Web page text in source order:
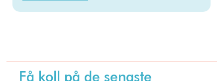
Få koll på de senaste